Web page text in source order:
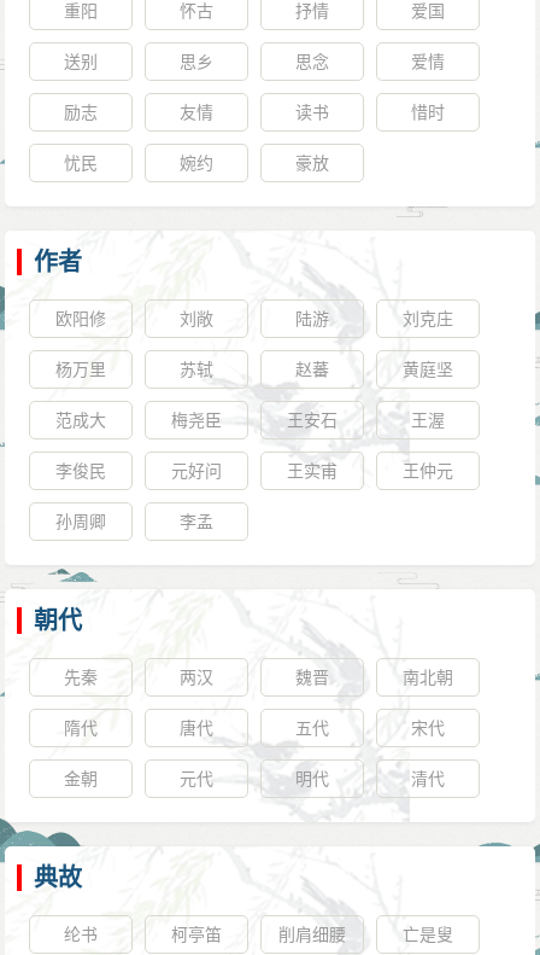
重阳 怀古 抒情 爱国
送别 思乡 思念 爱情
励志 友情 读书 惜时
忧民 婉约 豪放
作者
欧阳修 刘敞 陆游 刘克庄
杨万里 苏轼 赵蕃 黄庭坚
范成大 梅尧臣 王安石 王渥
李俊民 元好问 王实甫 王仲元
孙周卿 李孟
朝代
先秦 两汉 魏晋 南北朝
隋代 唐代 五代 宋代
金朝 元代 明代 清代
典故
纶书 柯亭笛 削肩细腰 亡是叟